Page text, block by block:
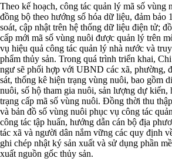
Theo kế hoạch, công tác quản lý mã số vùng
đồng bộ theo hướng số hóa dữ liệu, đảm bảo
soát, cập nhật trên hệ thống dữ liệu điện tử;
cấp mới mã số vùng nuôi được quản lý trên
vụ hiệu quả công tác quản lý nhà nước và
phẩm thủy sản. Trong quá trình triển khai,
ngư sẽ phối hợp với UBND các xã, phường,
sát, thống kê hiện trạng vùng nuôi, bao gồm
nuôi, số hộ tham gia nuôi, sản lượng dự
trạng cấp mã số vùng nuôi. Đồng thời thu
và bản đồ số vùng nuôi phục vụ công tác
công tác tập huấn, hướng dẫn cán bộ địa
tác xã và người dân nắm vững các quy định
ghi chép nhật ký sản xuất và sử dụng phần
xuất nguồn gốc thủy sản.